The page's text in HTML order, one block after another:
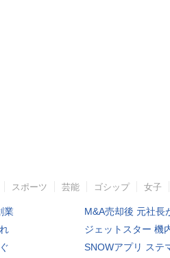
スポーツ 芸能 ゴシップ 女子
業
M&A売却後 元社長
ジェットスター 機
SNOWアプリ ステ